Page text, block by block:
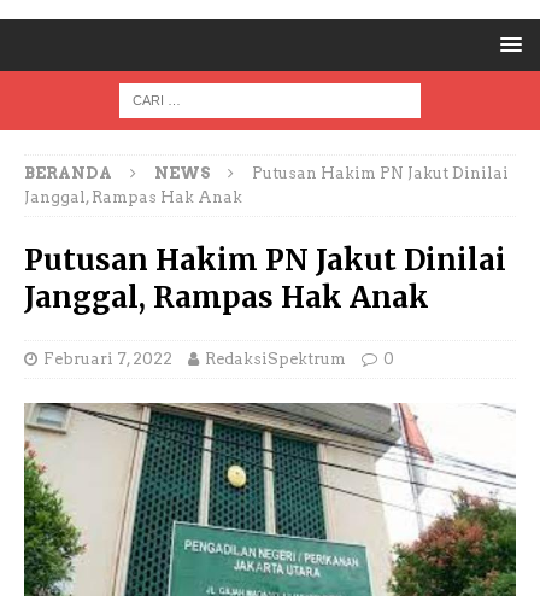
BERANDA NEWS
Putusan Hakim PN Jakut Dinilai
Janggal, Rampas Hak Anak
Putusan Hakim PN Jakut Dinilai
Janggal, Rampas Hak Anak
Februari 7, 2022 RedaksiSpektrum 0